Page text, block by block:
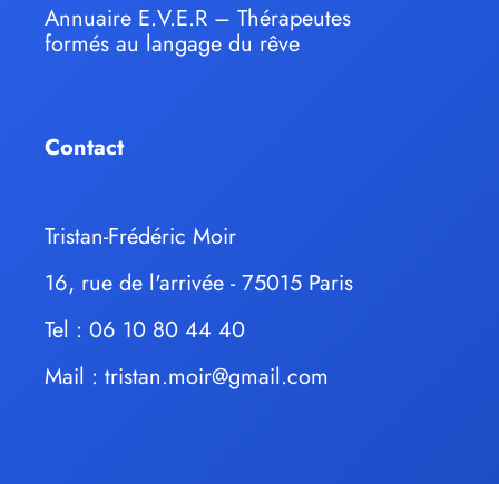
Annuaire E.V.E.R – Thérapeutes
formés au langage du rêve
Contact
Tristan-Frédéric Moir
16, rue de l'arrivée - 75015 Paris
Tel : 06 10 80 44 40
Mail : tristan.moir@gmail.com